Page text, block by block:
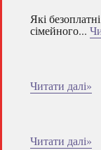
Які
сімейного...
Читати далі»
Читати далі»